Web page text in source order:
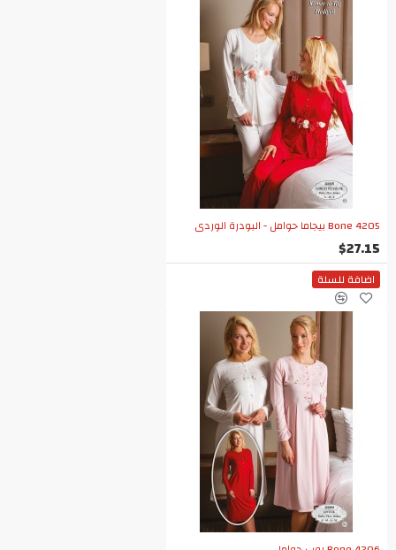
Bone 4205 بيجاما حوامل - البودرة الوردي
$27.15
اضافة للسلة